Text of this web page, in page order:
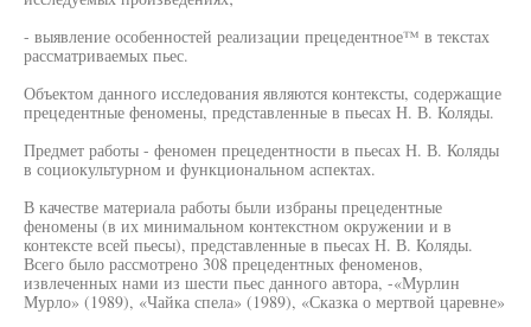
- выявление особенностей реализации прецедентное™ в текстах
рассматриваемых пьес.
Объектом данного исследования являются контексты, содержащие
прецедентные феномены, представленные в пьесах Н. В. Коляды.
Предмет работы - феномен прецедентности в пьесах Н. В. Коляды
в социокультурном и функциональном аспектах.
В качестве материала работы были избраны прецедентные
феномены (в их минимальном контекстном окружении и в
контексте всей пьесы), представленные в пьесах Н. В. Коляды.
Всего было рассмотрено 308 прецедентных феноменов,
извлеченных нами из шести пьес данного автора, -«Мурлин
Мурло» (1989), «Чайка спела» (1989), «Сказка о мертвой царевне»